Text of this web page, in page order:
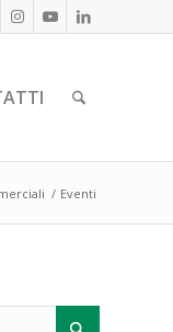
/ Eventi